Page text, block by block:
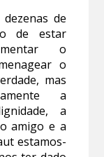
de
de estar
o
o
mas
a
a
amigo e a
estamos-